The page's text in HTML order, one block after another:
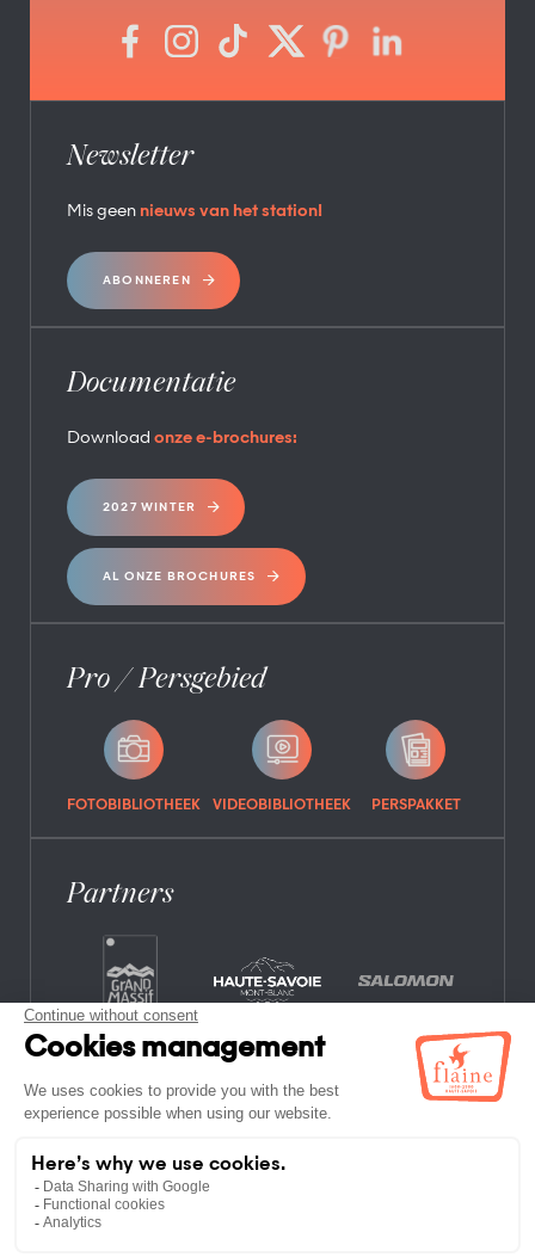
Newsletter
Mis geen nieuws van het station!
ABONNEREN
Documentatie
Download onze e-brochures:
2027 WINTER
AL ONZE BROCHURES
Pro / Persgebied
FOTOBIBLIOTHEEK VIDEOBIBLIOTHEEK PERSPAKKET
Partners
VEELGESTELDE VRAGEN
JURIDISCHE INFORMATIE